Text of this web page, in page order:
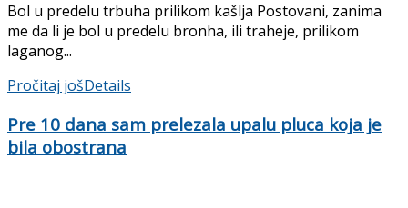
Bol u predelu trbuha prilikom kašlja Postovani, zanima
me da li je bol u predelu bronha, ili traheje, prilikom
laganog...
Pročitaj jošDetails
Pre 10 dana sam prelezala upalu pluca koja je
bila obostrana